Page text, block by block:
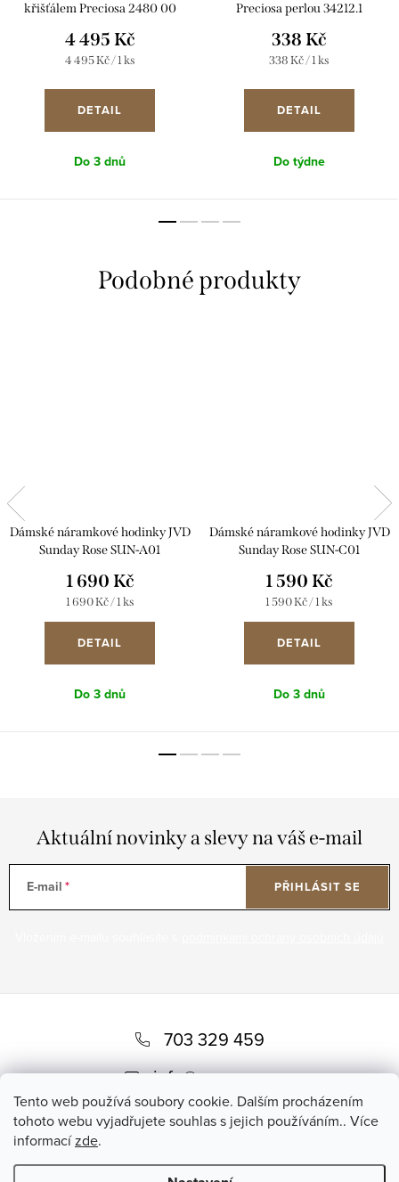
Tento web používá soubory cookie. Dalším procházením
tohoto webu vyjadřujete souhlas s jejich používáním.. Více
informacízde.
křišťálem Preciosa 2480 00
4 495 Kč
Měrná
4 495 Kč / 1 ks
DETAIL
Do 3 dnů
Preciosa perlou 34212.1
338 Kč
Měrná
338 Kč / 1 ks
DETAIL
Do týdne
Dámské náramkové hodinky JVD
Sunday Rose SUN-A01
1 690 Kč
Měrná
1 690 Kč / 1 ks
DETAIL
Do 3 dnů
Dámské náramkové hodinky JVD
Sunday Rose SUN-C01
1 590 Kč
Měrná
1 590 Kč / 1 ks
DETAIL
Do 3 dnů
Aktuální novinky a slevy na váš e-mail
E-mail PŘIHLÁSIT SE
p
703 329 459
info@romero.cz